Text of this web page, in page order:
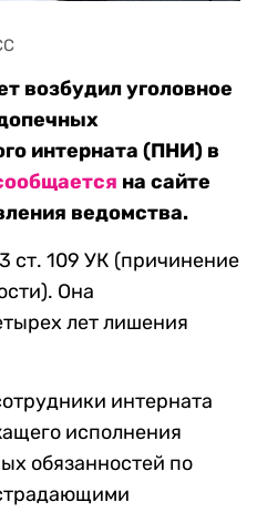
возбудил уголовное
интерната (ПНИ) в
на сайте
ведомства.
ст. 109 УК (причинение
Она
лет лишения
интерната
исполнения
обязанностей по